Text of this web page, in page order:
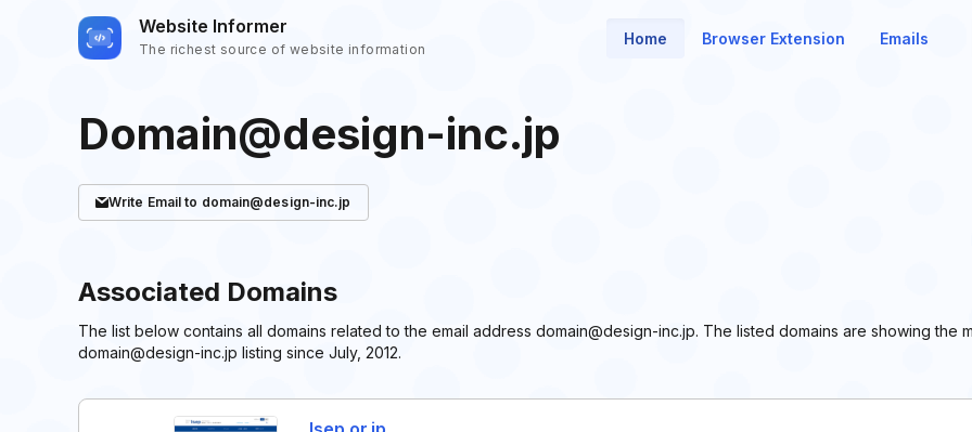
Website Informer
The richest source of website information
Home Browser Extension Emails
Domain@design-inc.jp
Write Email to domain@design-inc.jp
Associated Domains
The list below contains all domains related to the email address domain@design-inc.jp. The listed domains are showing the
domain@design-inc.jp listing since July, 2012.